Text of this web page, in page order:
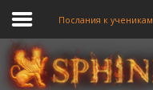
ГЛАВНАЯ
Послания к ученикам